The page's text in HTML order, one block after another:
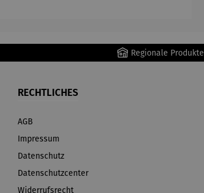
Regionale Produkte
RECHTLICHES
AGB
Impressum
Datenschutz
Datenschutzcenter
Widerrufsrecht